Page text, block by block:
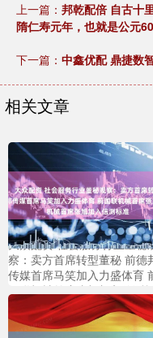
上一篇： 邦乾配倍 自古十
隋仁寿元年，也就是公元60
下一篇： 中鑫优配 鼎捷数
相关文章
大众配资 社会服务行业董秘
察：卖方首席转型董秘 前德
传媒首席马笑加入力盛体育
国联机械首席张旭加入信测